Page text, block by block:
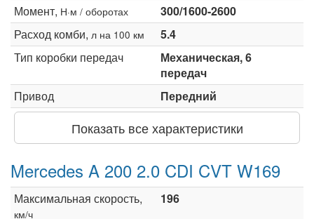
Момент, Н·м / оборотах
300/1600-2600
Расход комби, л на 100 км
5.4
Тип коробки передач
Механическая, 6
передач
Привод
Передний
Показать все характеристики
Mercedes A 200 2.0 CDI CVT W169
Максимальная скорость,
км/ч
196